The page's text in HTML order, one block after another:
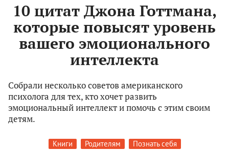
10 цитат Джона Готтмана,
которые повысят уровень
вашего эмоционального
интеллекта
Собрали несколько советов американского
психолога для тех, кто хочет развить
эмоциональный интеллект и помочь с этим своим
детям.
Книги Родителям Познать себя